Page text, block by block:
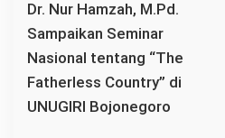
a
v
i
g
a
Dr. Nur Hamzah, M.Pd.
Sampaikan Seminar
Nasional tentang “The
Fatherless Country” di
UNUGIRI Bojonegoro